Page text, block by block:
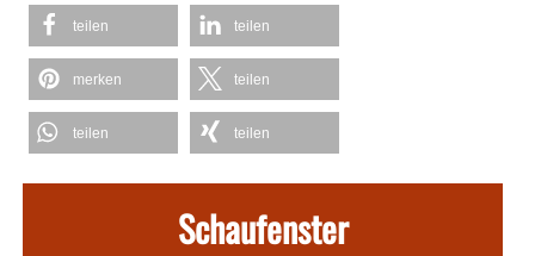
teilen teilen
merken teilen
teilen teilen
Schaufenster